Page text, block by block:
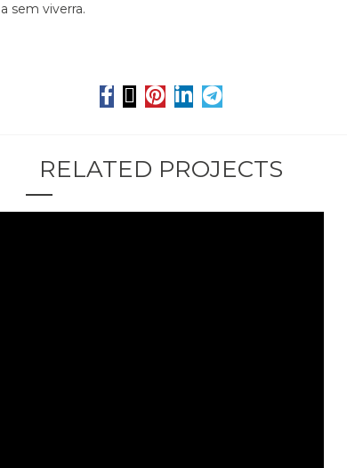
a sem viverra.
RELATED PROJECTS